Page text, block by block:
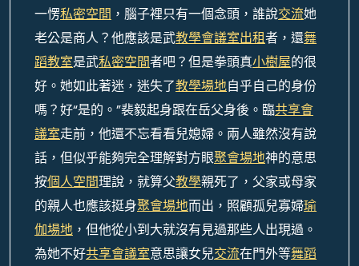
一愣私密空間 ，腦子裡只有一個念頭，誰說交流她
老公是商人？他應該是武教學會議室出租者，還舞
蹈教室是武私密空間者吧？但是拳頭真小樹屋的很
好。她如此著迷，迷失了教學場地自乎自己的身份
嗎？好“是的。”裴毅起身跟在岳父身後。臨共享會
議室走前，他還不忘看看兒媳婦。兩人雖然沒有說
話，但似乎能夠完全理解對方眼聚會場地神的意思
按個人空間理說，就算父教學親死了，父家或母家
的親人也應該挺身聚會場地而出，照顧孤兒寡婦瑜
伽場地 ，但他從小到大就沒有見過那些人出現過。
為她不好共享會議室意思讓女兒交流在門外等舞蹈